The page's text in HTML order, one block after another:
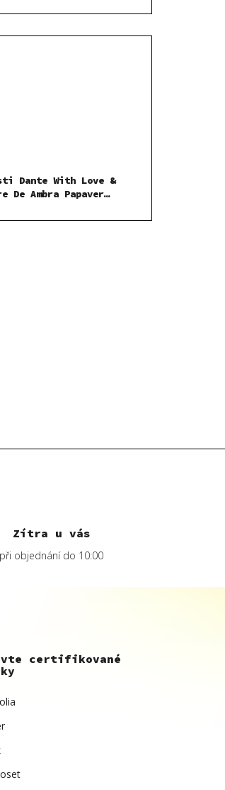
Zítra u vás
při objednání do 10:00
Dante With Love &
De Ambra Papaver
certifikované